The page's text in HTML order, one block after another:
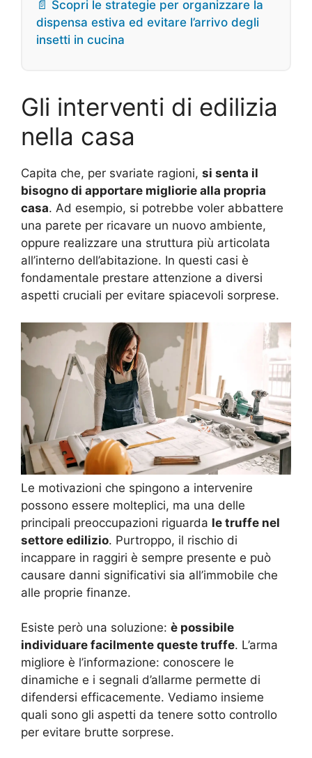
📄 Scopri le strategie per organizzare la
dispensa estiva ed evitare l’arrivo degli
insetti in cucina
Gli interventi di edilizia
nella casa
Capita che, per svariate ragioni, si senta il
bisogno di apportare migliorie alla propria
casa. Ad esempio, si potrebbe voler abbattere
una parete per ricavare un nuovo ambiente,
oppure realizzare una struttura più articolata
all’interno dell’abitazione. In questi casi è
fondamentale prestare attenzione a diversi
aspetti cruciali per evitare spiacevoli sorprese.
Le motivazioni che spingono a intervenire
possono essere molteplici, ma una delle
principali preoccupazioni riguarda le truffe nel
settore edilizio. Purtroppo, il rischio di
incappare in raggiri è sempre presente e può
causare danni significativi sia all’immobile che
alle proprie finanze.
Esiste però una soluzione: è possibile
individuare facilmente queste truffe. L’arma
migliore è l’informazione: conoscere le
dinamiche e i segnali d’allarme permette di
difendersi efficacemente. Vediamo insieme
quali sono gli aspetti da tenere sotto controllo
per evitare brutte sorprese.